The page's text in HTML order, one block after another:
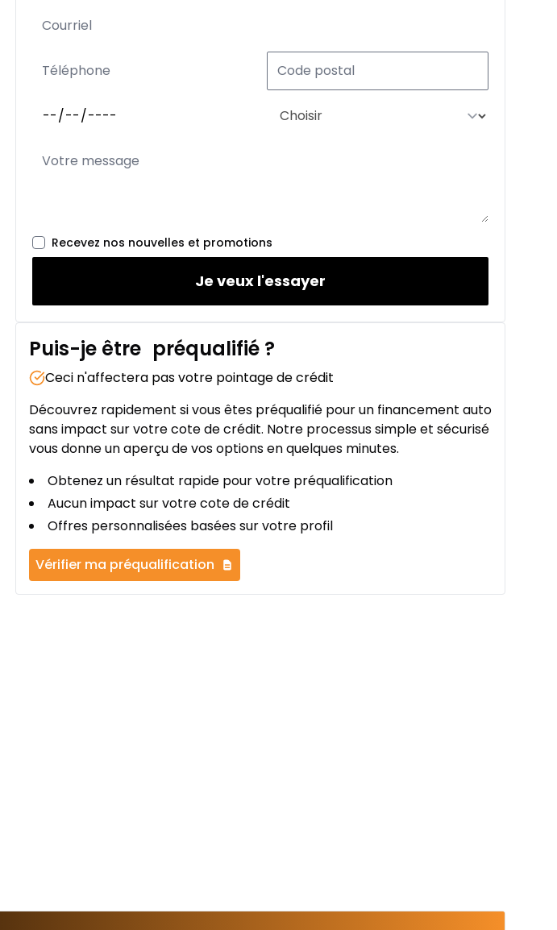
Recevez nos nouvelles et promotions
Je veux l'essayer
Puis-je être préqualifié ?
Ceci n'affectera pas votre pointage de crédit
Découvrez rapidement si vous êtes préqualifié pour un financement auto
sans impact sur votre cote de crédit. Notre processus simple et sécurisé
vous donne un aperçu de vos options en quelques minutes.
Obtenez un résultat rapide pour votre préqualification
Aucun impact sur votre cote de crédit
Offres personnalisées basées sur votre profil
Vérifier ma préqualification